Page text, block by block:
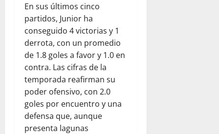
En sus últimos cinco
partidos, Junior ha
conseguido 4 victorias y 1
derrota, con un promedio
de 1.8 goles a favor y 1.0 en
contra. Las cifras de la
temporada reafirman su
poder ofensivo, con 2.0
goles por encuentro y una
defensa que, aunque
presenta lagunas